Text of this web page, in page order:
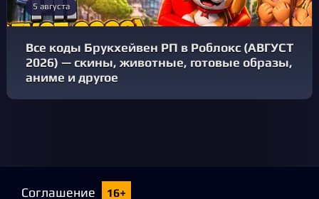
5 августа
Все коды Брукхейвен РП в Роблокс (АВГУСТ
2026) — скины, животные, готовые образы,
аниме и другое
Соглашение 16+